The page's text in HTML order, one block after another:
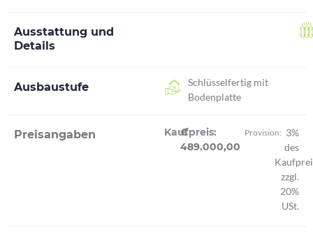
Ausstattung und
Details
Ausbaustufe
Schlüsselfertig mit
Bodenplatte
Preisangaben Kaufpreis:
€
489.000,00
Provision: 3%
des
zzgl.
20%
USt.